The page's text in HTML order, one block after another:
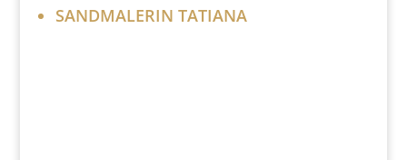
SANDMALERIN TATIANA